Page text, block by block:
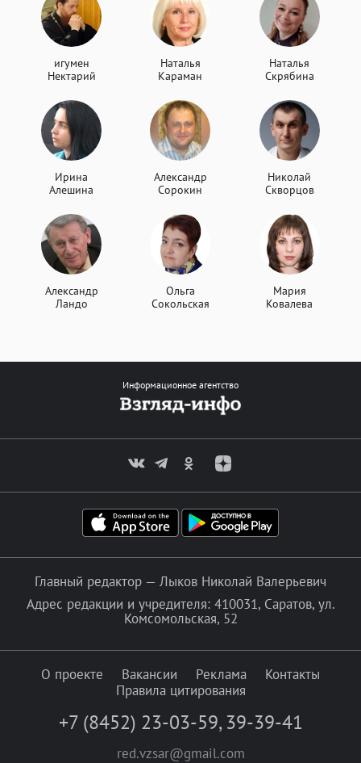
игумен
Нектарий
Наталья
Караман
Наталья
Скрябина
Ирина
Алешина
Александр
Сорокин
Николай
Скворцов
Александр
Ландо
Ольга
Сокольская
Мария
Ковалева
Информационное агентство
Главный редактор — Лыков Николай Валерьевич
Адрес редакции и учредителя: 410031, Саратов, ул.
Комсомольская, 52
О проекте Вакансии Реклама
Контакты
Правила цитирования
+7 (8452) 23-03-59, 39-39-41
red.vzsar@gmail.com